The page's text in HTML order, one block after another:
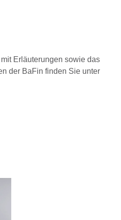
Erläuterungen sowie das
der BaFin finden Sie unter